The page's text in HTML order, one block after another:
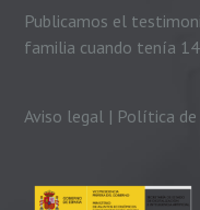
Publicamos el
familia cuando tenía
Aviso legal | Política de